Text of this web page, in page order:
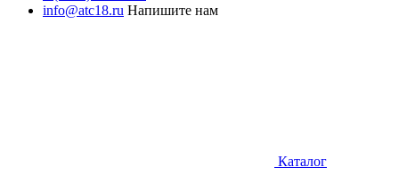
info@atc18.ru Напишите нам
Каталог